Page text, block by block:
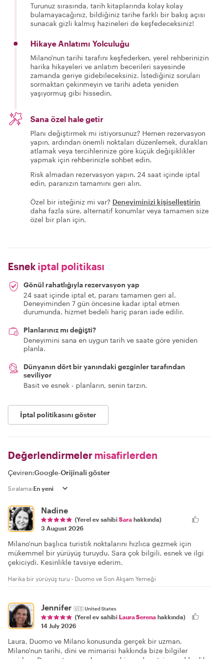
Turunuz sırasında, tarih kitaplarında kolay kolay
bulamayacağınız, bildiğiniz tarihe farklı bir bakış açısı
sunacak gizli kalmış hazineleri de keşfedeceksiniz!
Hikaye Anlatımı Yolculuğu
Milano'nun tarihi tarafını keşfederken, yerel rehberinizin
harika hikayeleri ve anlatım becerileri sayesinde
zamanda geriye gidebileceksiniz. İstediğiniz soruları
sormaktan çekinmeyin ve tarihi adeta yeniden
yaşıyormuş gibi hissedin.
Sana özel hale getir
Planı değiştirmek mi istiyorsunuz? Hemen rezervasyon
yapın, ardından önemli noktaları düzenlemek, durakları
atlamak veya tercihlerinize göre küçük değişiklikler
yapmak için rehberinizle sohbet edin.
Risk almadan rezervasyon yapın. 24 saat içinde iptal
edin, paranızın tamamını geri alın.
Özel bir isteğiniz mi var? Deneyiminizi kişiselleştirin
daha fazla süre, alternatif konumlar veya tamamen size
özel bir plan için.
Esnek iptal politikası
Gönül rahatlığıyla rezervasyon yap
24 saat içinde iptal et, paranı tamamen geri al.
Deneyiminden 7 gün öncesine kadar iptal etmen
durumunda, hizmet bedeli hariç paran iade edilir.
Planlarınız mı değişti?
Deneyimini sana en uygun tarih ve saate göre yeniden
planla.
Dünyanın dört bir yanındaki gezginler tarafından
seviliyor
Basit ve esnek - planların, senin tarzın.
İptal politikasını göster
Değerlendirmeler misafirlerden
Çeviren:Google-Orijinali göster
Sıralama:
Nadine
(Yerel ev sahibi Sara hakkında)
3 August 2026
Milano'nun başlıca turistik noktalarını hızlıca gezmek için
mükemmel bir yürüyüş turuydu. Sara çok bilgili, esnek ve ilgi
çekiciydi. Kesinlikle tavsiye ederim.
Harika bir yürüyüş turu - Duomo ve Son Akşam Yemeği
Jennifer 🇺🇸United States
(Yerel ev sahibi Laura Serena hakkında)
14 July 2026
Laura, Duomo ve Milano konusunda gerçek bir uzman.
Milano'nun tarihi, dini ve mimarisi hakkında bize bilgiler